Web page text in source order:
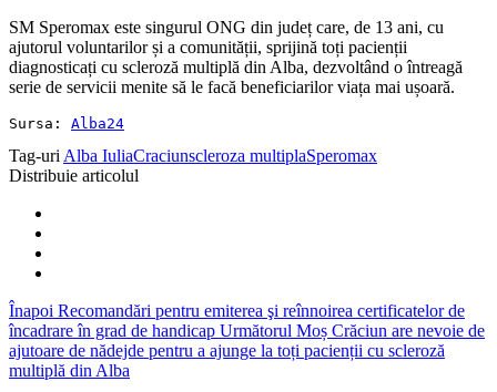
SM Speromax este singurul ONG din județ care, de 13 ani, cu
ajutorul voluntarilor și a comunității, sprijină toți pacienții
diagnosticați cu scleroză multiplă din Alba, dezvoltând o întreagă
serie de servicii menite să le facă beneficiarilor viața mai ușoară.
Sursa: Alba24
Tag-uri Alba IuliaCraciunscleroza multiplaSperomax
Distribuie articolul
Înapoi Recomandări pentru emiterea şi reînnoirea certificatelor de
încadrare în grad de handicap Următorul Moș Crăciun are nevoie de
ajutoare de nădejde pentru a ajunge la toți pacienții cu scleroză
multiplă din Alba